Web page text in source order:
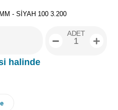
- SİYAH 100 3.200
halinde
ADET